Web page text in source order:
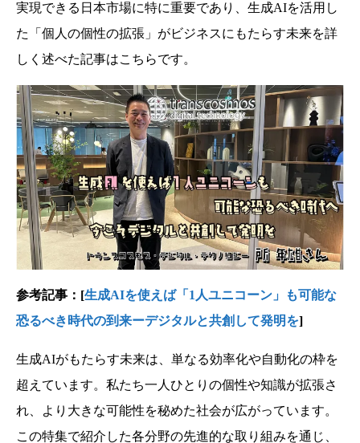
実現できる日本市場に特に重要であり、生成AIを活用し
た「個人の個性の拡張」がビジネスにもたらす未来を詳
しく述べた記事はこちらです。
参考記事：[生成AIを使えば「1人ユニコーン」も可能な
恐るべき時代の到来ーデジタルと共創して発明を]
生成AIがもたらす未来は、単なる効率化や自動化の枠を
超えています。私たち一人ひとりの個性や知識が拡張さ
れ、より大きな可能性を秘めた社会が広がっています。
この特集で紹介した各分野の先進的な取り組みを通じ、